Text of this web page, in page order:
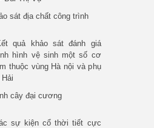
sát địa chất công trình
quả khảo sát đánh giá
hình vệ sinh một số cơ
thuộc vùng Hà nội và phụ
cây đại cương
sự kiện cổ thời tiết cực